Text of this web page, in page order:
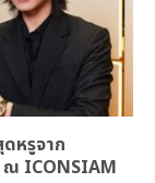
ดหรูจาก
ณ ICONSIAM